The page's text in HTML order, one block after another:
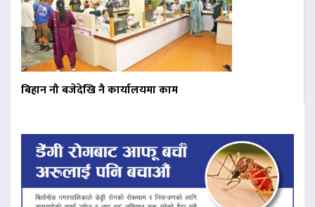
बिहान नौ बजेदेखि नै कार्यालयमा काम